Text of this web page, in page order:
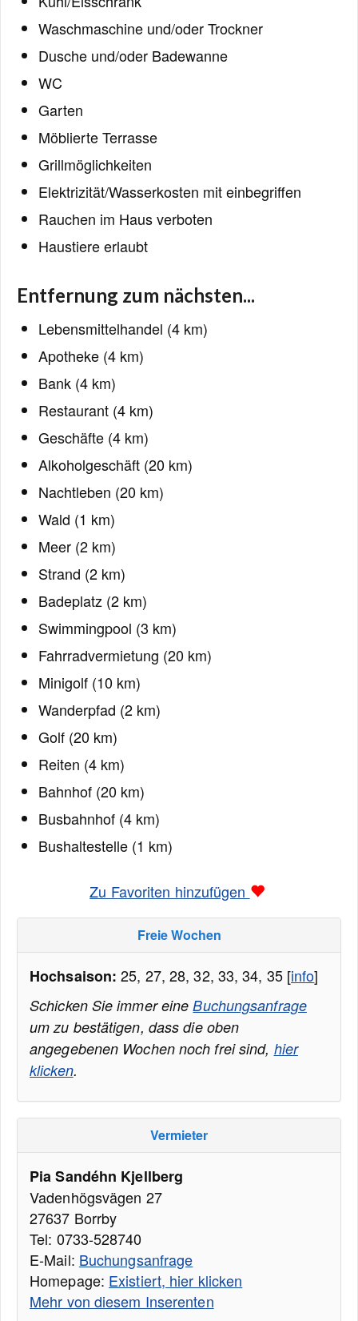
Waschmaschine und/oder Trockner
Dusche und/oder Badewanne
WC
Garten
Möblierte Terrasse
Grillmöglichkeiten
Elektrizität/Wasserkosten mit einbegriffen
Rauchen im Haus verboten
Haustiere erlaubt
Entfernung zum nächsten...
Lebensmittelhandel (4 km)
Apotheke (4 km)
Bank (4 km)
Restaurant (4 km)
Geschäfte (4 km)
Alkoholgeschäft (20 km)
Nachtleben (20 km)
Wald (1 km)
Meer (2 km)
Strand (2 km)
Badeplatz (2 km)
Swimmingpool (3 km)
Fahrradvermietung (20 km)
Minigolf (10 km)
Wanderpfad (2 km)
Golf (20 km)
Reiten (4 km)
Bahnhof (20 km)
Busbahnhof (4 km)
Bushaltestelle (1 km)
Zu Favoriten hinzufügen
Freie Wochen
Hochsaison: 25, 27, 28, 32, 33, 34, 35 [info]
Schicken Sie immer eineBuchungsanfrage
um zu bestätigen, dass die oben
angegebenen Wochen noch frei sind, hier
klicken.
Vermieter
Pia Sandéhn Kjellberg
Vadenhögsvägen 27
27637 Borrby
Tel: 0733-528740
E-Mail: Buchungsanfrage
Homepage: Existiert, hier klicken
Mehr von diesem Inserenten